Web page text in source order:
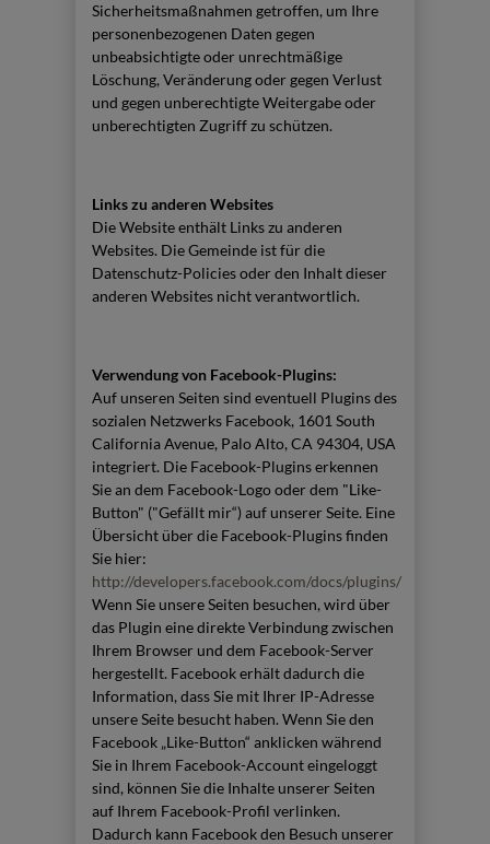
Sicherheitsmaßnahmen getroffen, um Ihre
personenbezogenen Daten gegen
unbeabsichtigte oder unrechtmäßige
Löschung, Veränderung oder gegen Verlust
und gegen unberechtigte Weitergabe oder
unberechtigten Zugriff zu schützen.
Links zu anderen Websites
Die Website enthält Links zu anderen
Websites. Die Gemeinde ist für die
Datenschutz-Policies oder den Inhalt dieser
anderen Websites nicht verantwortlich.
Verwendung von Facebook-Plugins:
Auf unseren Seiten sind eventuell Plugins des
sozialen Netzwerks Facebook, 1601 South
California Avenue, Palo Alto, CA 94304, USA
integriert. Die Facebook-Plugins erkennen
Sie an dem Facebook-Logo oder dem "Like-
Button" ("Gefällt mir“) auf unserer Seite. Eine
Übersicht über die Facebook-Plugins finden
Sie hier:
http://developers.facebook.com/docs/plugins/
Wenn Sie unsere Seiten besuchen, wird über
das Plugin eine direkte Verbindung zwischen
Ihrem Browser und dem Facebook-Server
hergestellt. Facebook erhält dadurch die
Information, dass Sie mit Ihrer IP-Adresse
unsere Seite besucht haben. Wenn Sie den
Facebook „Like-Button“ anklicken während
Sie in Ihrem Facebook-Account eingeloggt
sind, können Sie die Inhalte unserer Seiten
auf Ihrem Facebook-Profil verlinken.
Dadurch kann Facebook den Besuch unserer